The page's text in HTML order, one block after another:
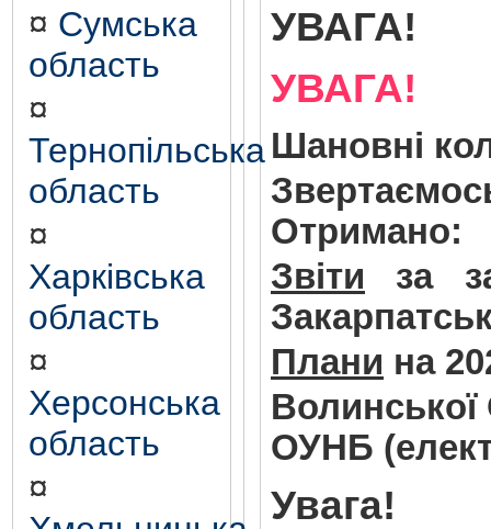
¤ Сумська
область
¤
Тернопільська
область
¤
Харківська
область
¤
Херсонська
область
¤
УВАГА!
УВАГА!
Шановні
Отримано:
Звіти за
Плани на
ОУНБ
Увага!